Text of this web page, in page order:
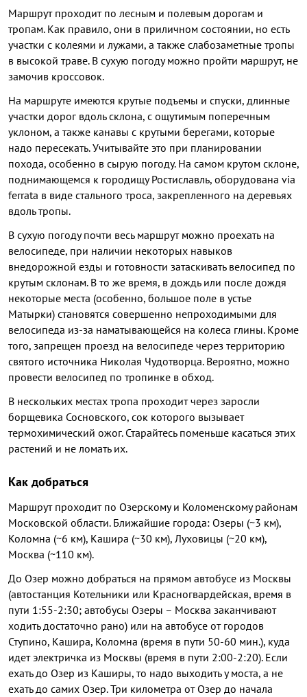
Маршрут проходит по лесным и полевым дорогам и
тропам. Как правило, они в приличном состоянии, но есть
участки с колеями и лужами, а также слабозаметные тропы
в высокой траве. В сухую погоду можно пройти маршрут, не
замочив кроссовок.
На маршруте имеются крутые подъемы и спуски, длинные
участки дорог вдоль склона, с ощутимым поперечным
уклоном, а также канавы с крутыми берегами, которые
надо пересекать. Учитывайте это при планировании
похода, особенно в сырую погоду. На самом крутом склоне,
поднимающемся к городищу Ростиславль, оборудована via
ferrata в виде стального троса, закрепленного на деревьях
вдоль тропы.
В сухую погоду почти весь маршрут можно проехать на
велосипеде, при наличии некоторых навыков
внедорожной езды и готовности затаскивать велосипед по
крутым склонам. В то же время, в дождь или после дождя
некоторые места (особенно, большое поле в устье
Матырки) становятся совершенно непроходимыми для
велосипеда из-за наматывающейся на колеса глины. Кроме
того, запрещен проезд на велосипеде через территорию
святого источника Николая Чудотворца. Вероятно, можно
провести велосипед по тропинке в обход.
В нескольких местах тропа проходит через заросли
борщевика Сосновского, сок которого вызывает
термохимический ожог. Старайтесь поменьше касаться этих
растений и не ломать их.
Как добраться
Маршрут проходит по Озерскому и Коломенскому районам
Московской области. Ближайшие города: Озеры (~3 км),
Коломна (~6 км), Кашира (~30 км), Луховицы (~20 км),
Москва (~110 км).
До Озер можно добраться на прямом автобусе из Москвы
(автостанция Котельники или Красногвардейская, время в
пути 1:55-2:30; автобусы Озеры – Москва заканчивают
ходить достаточно рано) или на автобусе от городов
Ступино, Кашира, Коломна (время в пути 50-60 мин.), куда
идет электричка из Москвы (время в пути 2:00-2:20). Если
ехать до Озер из Каширы, то надо выходить у моста, а не
ехать до самих Озер. Три километра от Озер до начала